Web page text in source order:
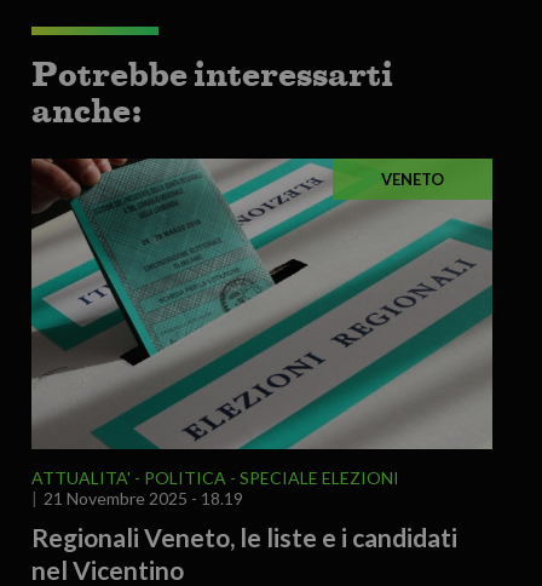
Potrebbe interessarti
anche:
VENETO
ATTUALITA' POLITICA
SPECIALE ELEZIONI
21 Novembre 2025 - 18.19
Regionali Veneto, le liste e i candidati
nel Vicentino